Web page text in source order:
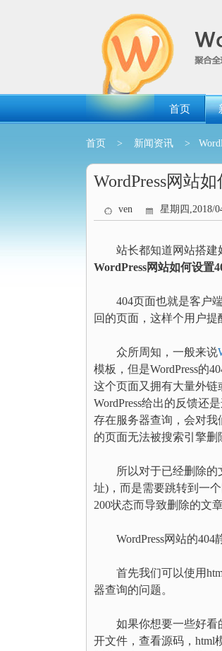
首页
首页 > 新闻资讯 >
WordPress网站
ven 星期四,2018/
站长都知道网站搭建好
WordPress网站如何设置
404页面也就是客户端
回的页面，这样个用户提
众所周知，一般来说
模板，但是WordPress的
这个页面又拥有大量外
WordPress给出的反馈还
存在服务器查询，会对我
的页面无法被搜索引擎删
所以对于已经删除的文
址)，而是需要跳转到一
200状态而导致删除的文
WordPress网站的404
首先我们可以使用html
器查询的问题。
如果你想要一些好看的
开文件，查看源码，html